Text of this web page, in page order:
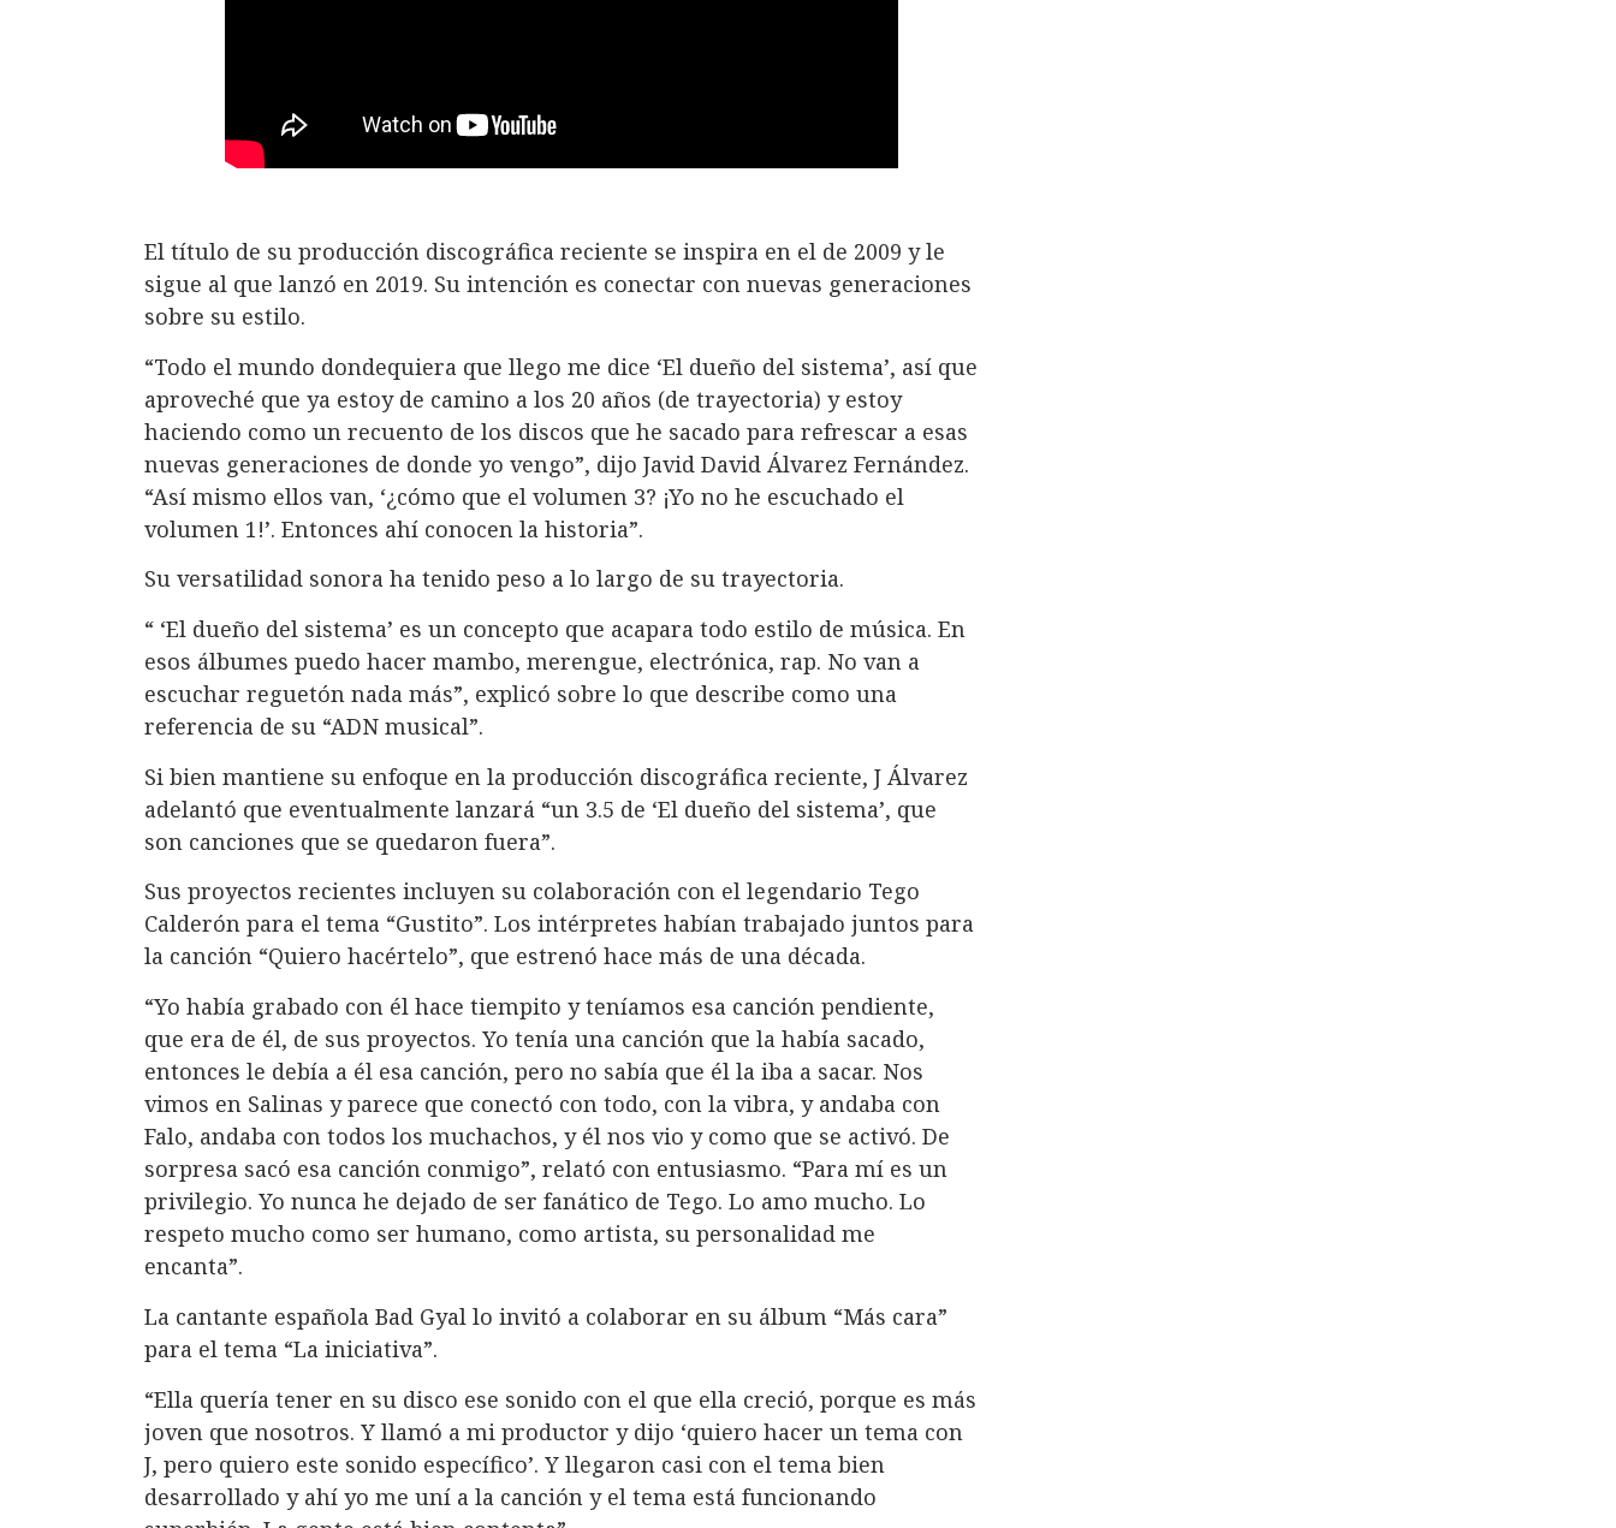
El título de su producción discográfica reciente se inspira en el de 2009 y le
sigue al que lanzó en 2019. Su intención es conectar con nuevas generaciones
sobre su estilo.
“Todo el mundo dondequiera que llego me dice ‘El dueño del sistema’, así que
aproveché que ya estoy de camino a los 20 años (de trayectoria) y estoy
haciendo como un recuento de los discos que he sacado para refrescar a esas
nuevas generaciones de donde yo vengo”, dijo Javid David Álvarez Fernández.
“Así mismo ellos van, ‘¿cómo que el volumen 3? ¡Yo no he escuchado el
volumen 1!’. Entonces ahí conocen la historia”.
Su versatilidad sonora ha tenido peso a lo largo de su trayectoria.
“ ‘El dueño del sistema’ es un concepto que acapara todo estilo de música. En
esos álbumes puedo hacer mambo, merengue, electrónica, rap. No van a
escuchar reguetón nada más”, explicó sobre lo que describe como una
referencia de su “ADN musical”.
Si bien mantiene su enfoque en la producción discográfica reciente, J Álvarez
adelantó que eventualmente lanzará “un 3.5 de ‘El dueño del sistema’, que
son canciones que se quedaron fuera”.
Sus proyectos recientes incluyen su colaboración con el legendario Tego
Calderón para el tema “Gustito”. Los intérpretes habían trabajado juntos para
la canción “Quiero hacértelo”, que estrenó hace más de una década.
“Yo había grabado con él hace tiempito y teníamos esa canción pendiente,
que era de él, de sus proyectos. Yo tenía una canción que la había sacado,
entonces le debía a él esa canción, pero no sabía que él la iba a sacar. Nos
vimos en Salinas y parece que conectó con todo, con la vibra, y andaba con
Falo, andaba con todos los muchachos, y él nos vio y como que se activó. De
sorpresa sacó esa canción conmigo”, relató con entusiasmo. “Para mí es un
privilegio. Yo nunca he dejado de ser fanático de Tego. Lo amo mucho. Lo
respeto mucho como ser humano, como artista, su personalidad me
encanta”.
La cantante española Bad Gyal lo invitó a colaborar en su álbum “Más cara”
para el tema “La iniciativa”.
“Ella quería tener en su disco ese sonido con el que ella creció, porque es más
joven que nosotros. Y llamó a mi productor y dijo ‘quiero hacer un tema con
J, pero quiero este sonido específico’. Y llegaron casi con el tema bien
desarrollado y ahí yo me uní a la canción y el tema está funcionando